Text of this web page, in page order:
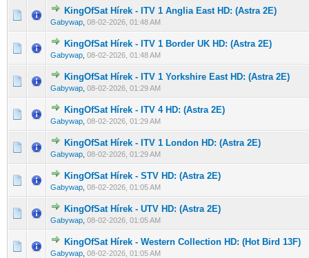
KingOfSat Hírek - ITV 1 Anglia East HD: (Astra 2E)
Gabywap 08-02-2026, 01:48 AM
0 Szavazat - 0 / 5 átlagban
1 23 45
KingOfSat Hírek - ITV 1 Border UK HD: (Astra 2E)
Gabywap 08-02-2026, 01:48 AM
0 Szavazat - 0 / 5 átlagban
1 23 45
KingOfSat Hírek - ITV 1 Yorkshire East HD: (Astra 2E)
Gabywap 08-02-2026, 01:29 AM
0 Szavazat - 0 / 5 átlagban
1 23 45
KingOfSat Hírek - ITV 4 HD: (Astra 2E)
Gabywap 08-02-2026, 01:29 AM
0 Szavazat - 0 / 5 átlagban
1 23 45
KingOfSat Hírek - ITV 1 London HD: (Astra 2E)
Gabywap 08-02-2026, 01:29 AM
0 Szavazat - 0 / 5 átlagban
1 23 45
KingOfSat Hírek - STV HD: (Astra 2E)
Gabywap 08-02-2026, 01:05 AM
0 Szavazat - 0 / 5 átlagban
12 3 45
KingOfSat Hírek - UTV HD: (Astra 2E)
Gabywap 08-02-2026, 01:05 AM
0 Szavazat - 0 / 5 átlagban
12 3 45
KingOfSat Hírek - Western Collection HD: (Hot Bird 13F)
Gabywap 08-02-2026, 01:05 AM
0 Szavazat - 0 / 5 átlagban
12345